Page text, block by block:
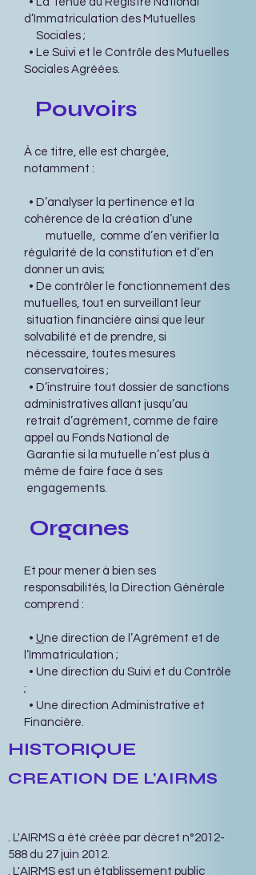
d’Immatriculation des Mutuelles
Sociales ;
• Le Suivi et le Contrôle des Mutuelles
Sociales Agréées.
Pouvoirs
À ce titre, elle est chargée,
notamment :
• D’analyser la pertinence et la
cohérence de la création d’une
mutuelle, comme d’en vérifier la
régularité de la constitution et d’en
donner un avis;
• De contrôler le fonctionnement des
mutuelles, tout en surveillant leur
situation financière ainsi que leur
solvabilité et de prendre, si
nécessaire, toutes mesures
conservatoires ;
• D’instruire tout dossier de sanctions
administratives allant jusqu’au
retrait d’agrément, comme de faire
appel au Fonds National de
Garantie si la mutuelle n’est plus à
même de faire face à ses
engagements.
Organes
Et pour mener à bien ses
responsabilités, la Direction Générale
comprend :
• Une direction de l’Agrément et de
l’Immatriculation ;
• Une direction du Suivi et du Contrôle
;
• Une direction Administrative et
Financière.
HISTORIQUE
CREATION DE L'AIRMS
. L'AIRMS a été créée par décret n°2012-
588 du 27 juin 2012.
. L'AIRMS est un établissement public